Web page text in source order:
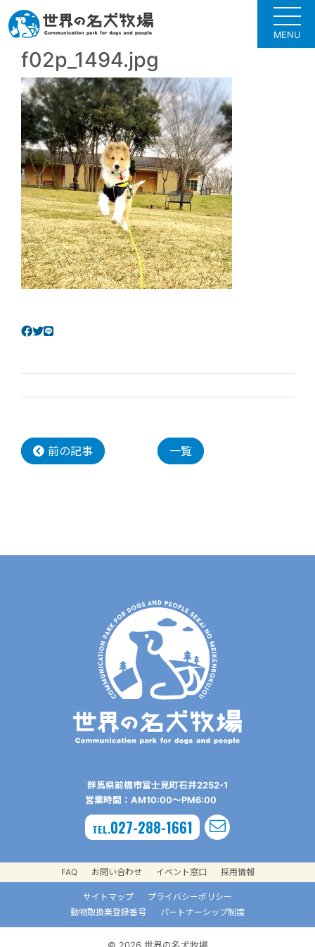
MENU
f02p_1494.jpg
前の記事 一覧
群⾺県前橋市富⼠⾒町⽯井2252-1
営業時間：AM10:00〜PM6:00
TEL.027-288-1661
FAQ お問い合わせ イベント窓口 採用情報
サイトマップ
プライバシーポリシー
動物取扱業登録番号
パートナーシップ制度